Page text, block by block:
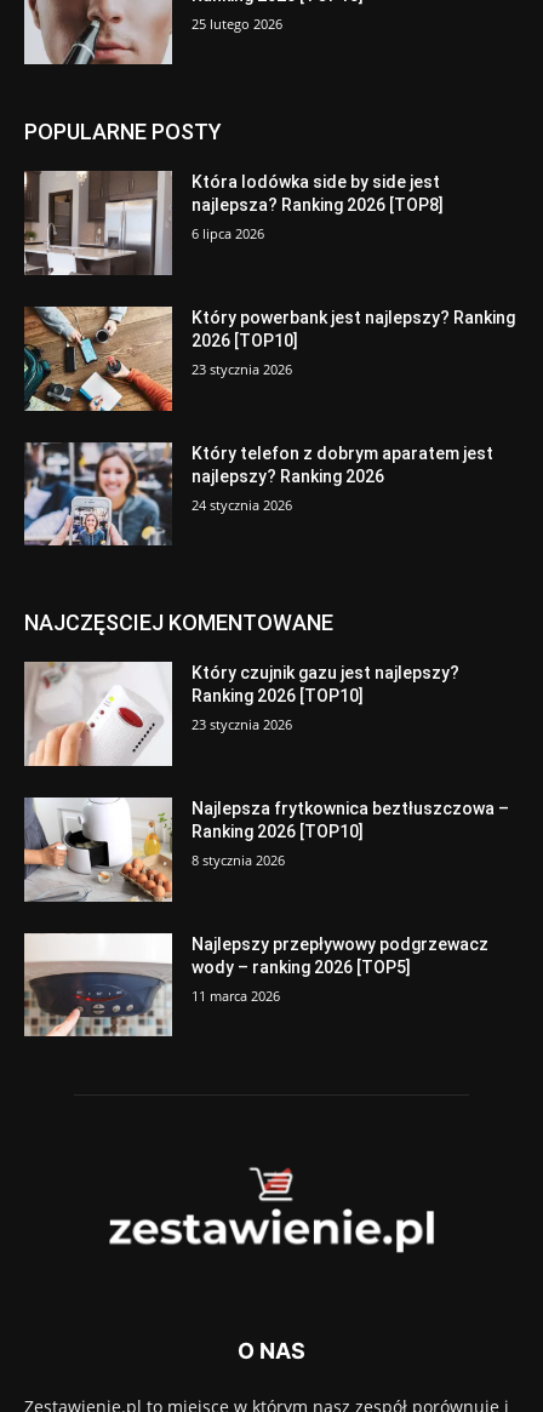
25 lutego 2026
POPULARNE POSTY
Która lodówka side by side jest
najlepsza? Ranking 2026 [TOP8]
6 lipca 2026
Który powerbank jest najlepszy? Ranking
2026 [TOP10]
23 stycznia 2026
Który telefon z dobrym aparatem jest
najlepszy? Ranking 2026
24 stycznia 2026
NAJCZĘSCIEJ KOMENTOWANE
Który czujnik gazu jest najlepszy?
Ranking 2026 [TOP10]
23 stycznia 2026
Najlepsza frytkownica beztłuszczowa –
Ranking 2026 [TOP10]
8 stycznia 2026
Najlepszy przepływowy podgrzewacz
wody – ranking 2026 [TOP5]
11 marca 2026
O NAS
Zestawienie.pl to miejsce w którym nasz zespół porównuje i